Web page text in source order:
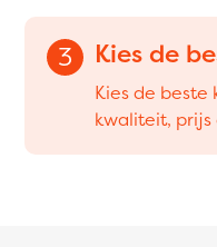
3 Kies de
Kies de beste
kwaliteit,